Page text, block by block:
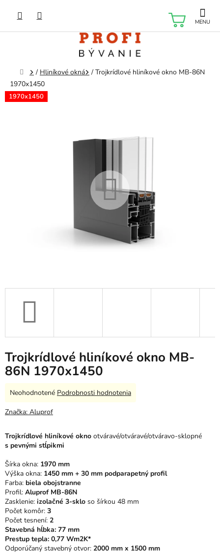
obsah
Domov
/ Hliníkové okná / Trojkrídlové hliníkové okno MB-86N
1970x1450
1970x1450
Trojkrídlové hliníkové okno MB-
86N 1970x1450
Trojkrídlové hliníkové okno otváravé/otváravé/otváravo-sklopné
s pevnými stĺpikmi
Šírka okna: 1970 mm
Výška okna: 1450 mm + 30 mm podparapetný profil
Farba: biela obojstranne
Profil: Aluprof MB-86N
Zasklenie: izolačné 3-sklo so šírkou 48 mm
Počet komôr: 3
Počet tesnení: 2
Stavebná hĺbka: 77 mm
Prestup tepla: 0,77 Wm2K*
Odporúčaný stavebný otvor: 2000 mm x 1500 mm
Priemerné
produktu
z
5
Neohodnotené Podrobnosti hodnotenia
Značka: Aluprof